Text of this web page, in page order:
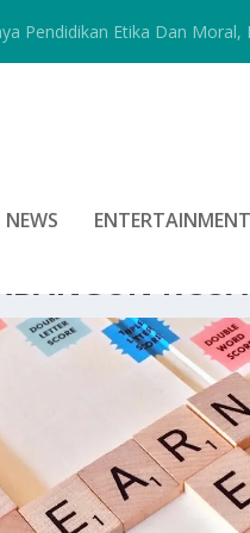
Pendidikan Etika Dan Moral,
NEWS ENTERTAINMENT